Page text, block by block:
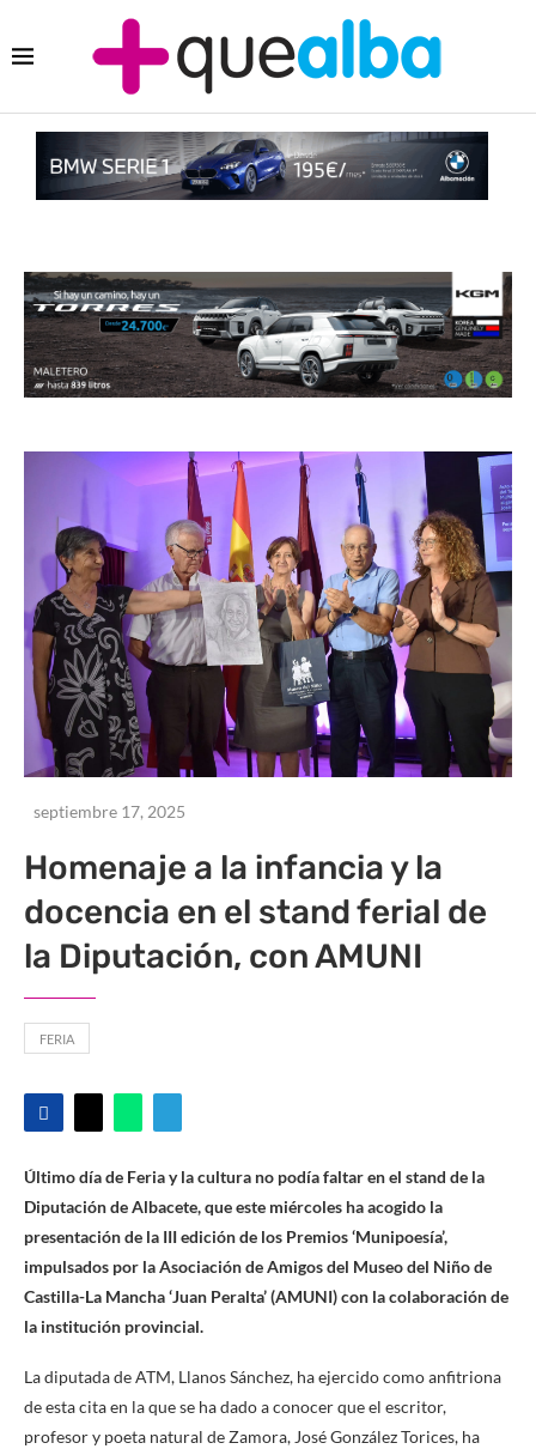
septiembre 17, 2025
Homenaje a la infancia y la
docencia en el stand ferial de
la Diputación, con AMUNI
FERIA
Último día de Feria y la cultura no podía faltar en el stand de la
Diputación de Albacete, que este miércoles ha acogido la
presentación de la III edición de los Premios ‘Munipoesía’,
impulsados por la Asociación de Amigos del Museo del Niño de
Castilla-La Mancha ‘Juan Peralta’ (AMUNI) con la colaboración de
la institución provincial.
La diputada de ATM, Llanos Sánchez, ha ejercido como anfitriona
de esta cita en la que se ha dado a conocer que el escritor,
profesor y poeta natural de Zamora, José González Torices, ha